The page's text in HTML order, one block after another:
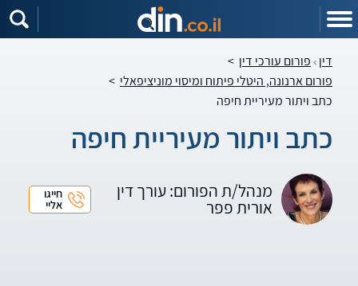
דין פורום עורכי דין >
פורום ארנונה, היטלי פיתוח ומיסוי מוניציפאלי >
כתב ויתור מעיריית חיפה
כתב ויתור מעיריית חיפה
מנהל/ת הפורום: עורך דין
אורית פפר
חייגו
אליי